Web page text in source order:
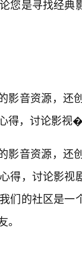
您是寻找经典
影音资源，还
得，讨论影视
影音资源，还
得，讨论影视
们的社区是一